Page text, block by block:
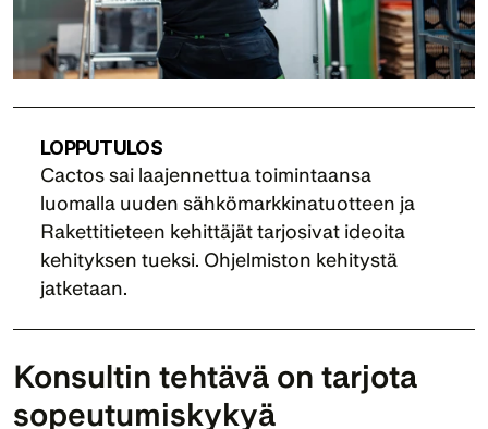
LOPPUTULOS
Cactos sai laajennettua toimintaansa
luomalla uuden sähkömarkkinatuotteen ja
Rakettitieteen kehittäjät tarjosivat ideoita
kehityksen tueksi. Ohjelmiston kehitystä
jatketaan.
Konsultin tehtävä on tarjota
sopeutumiskykyä